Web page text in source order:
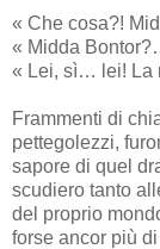
« Che cosa?!
« Midda
« Lei, sì… lei! La
Frammenti di
pettegolezzi,
sapore di quel
scudiero tanto
del proprio
forse ancor più